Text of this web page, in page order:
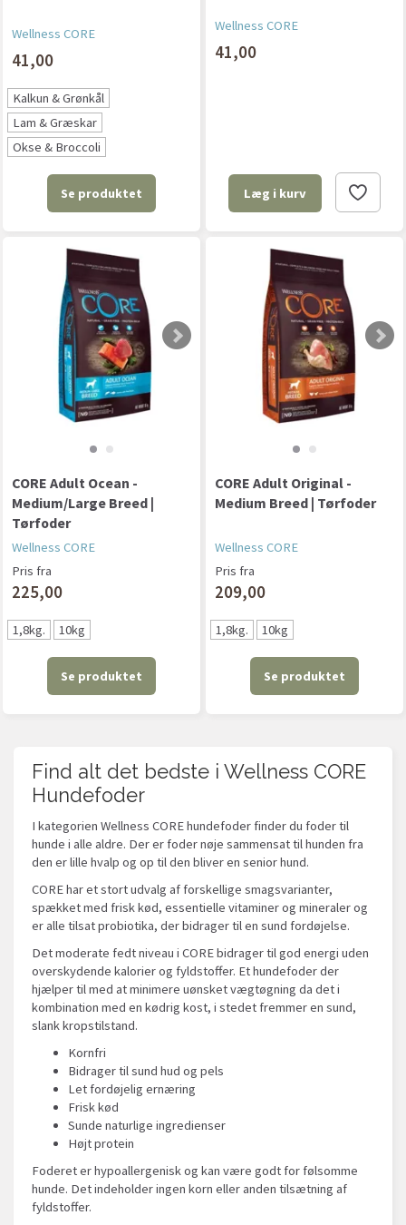
Wellness CORE
41,00
Kalkun & Grønkål
Lam & Græskar
Okse & Broccoli
Se produktet
Wellness CORE
41,00
Læg i kurv
CORE Adult Ocean -
Medium/Large Breed |
Tørfoder
Wellness CORE
Pris fra
225,00
1,8kg. 10kg
Se produktet
CORE Adult Original -
Medium Breed | Tørfoder
Wellness CORE
Pris fra
209,00
1,8kg. 10kg
Se produktet
Find alt det bedste i Wellness CORE
Hundefoder
I kategorien Wellness CORE hundefoder finder du foder til
hunde i alle aldre. Der er foder nøje sammensat til hunden fra
den er lille hvalp og op til den bliver en senior hund.
CORE har et stort udvalg af forskellige smagsvarianter,
spækket med frisk kød, essentielle vitaminer og mineraler og
er alle tilsat probiotika, der bidrager til en sund fordøjelse.
Det moderate fedt niveau i CORE bidrager til god energi uden
overskydende kalorier og fyldstoffer. Et hundefoder der
hjælper til med at minimere uønsket vægtøgning da det i
kombination med en kødrig kost, i stedet fremmer en sund,
slank kropstilstand.
Kornfri
Bidrager til sund hud og pels
Let fordøjelig ernæring
Frisk kød
Sunde naturlige ingredienser
Højt protein
Foderet er hypoallergenisk og kan være godt for følsomme
hunde. Det indeholder ingen korn eller anden tilsætning af
fyldstoffer.